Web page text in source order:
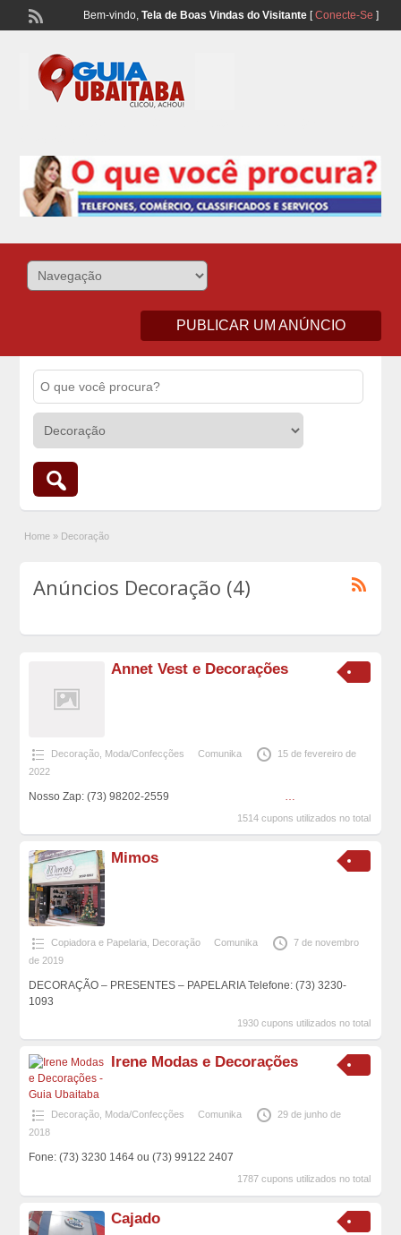
Bem-vindo, Tela de Boas Vindas do Visitante[Conecte-Se ]
PUBLICAR UM ANÚNCIO
Home » Decoração
Anúncios Decoração (4)
Annet Vest e Decorações
Decoração, Moda/Confecções Comunika
15 de fevereiro de
2022
Nosso Zap: (73) 98202-2559 …
1514 cupons utilizados no total
Mimos
Copiadora e Papelaria Decoração Comunika
7 de novembro
de 2019
DECORAÇÃO – PRESENTES – PAPELARIA Telefone: (73) 3230-
1093
1930 cupons utilizados no total
Irene Modas e Decorações
Decoração, Moda/Confecções Comunika
29 de junho de
2018
Fone: (73) 3230 1464 ou (73) 99122 2407
1787 cupons utilizados no total
Cajado